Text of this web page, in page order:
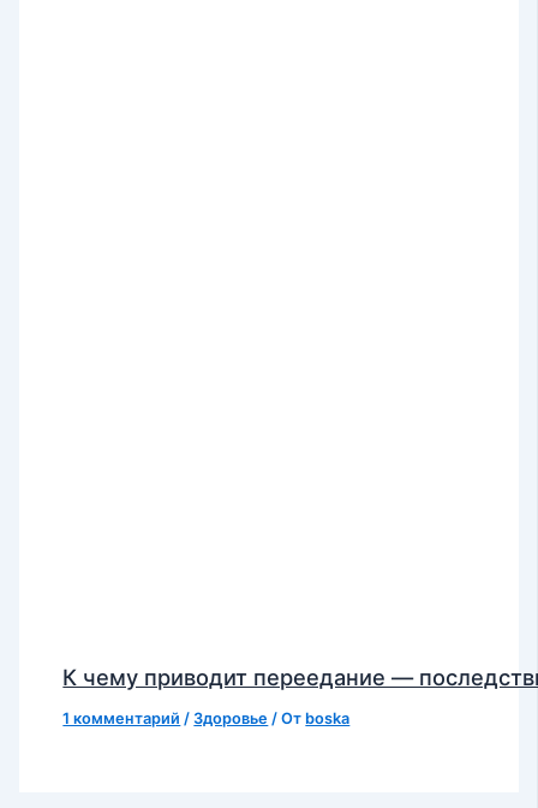
К чему приводит переедание —
1 комментарий /Здоровье / От boska